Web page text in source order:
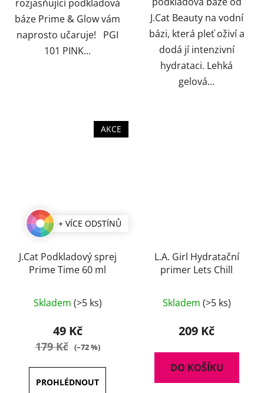
rozjasňující podkladová
báze Prime & Glow vám
naprosto učaruje! PGI
101 PINK...
J.Cat Beauty na vodní
bázi, která pleť oživí a
dodá jí intenzivní
hydrataci. Lehká
gelová...
AKCE
+ VÍCE ODSTÍNŮ
J.Cat Podkladový sprej
Prime Time 60 ml
Skladem (>5 ks)
49 Kč
179 Kč (–72 %)
L.A. Girl Hydratační
primer Lets Chill
Skladem (>5 ks)
209 Kč
DO KOŠÍKU